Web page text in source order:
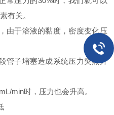
有关。
于溶液的黏度，密度变化压
管子堵塞造成系统压力突然升
min时，压力也会升高。